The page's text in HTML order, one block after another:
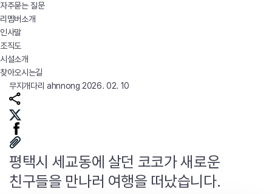
자주묻는 질문
리멤버소개
인사말
조직도
시설소개
찾아오시는길
무지개다리 ahnnong 2026. 02. 10
평택시 세교동에 살던 코코가 새로운
친구들을 만나러 여행을 떠났습니다.